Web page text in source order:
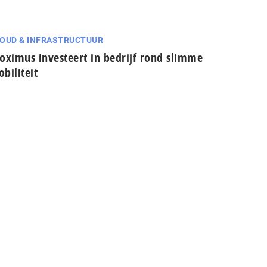
& INFRASTRUCTUUR
investeert in bedrijf rond slimme